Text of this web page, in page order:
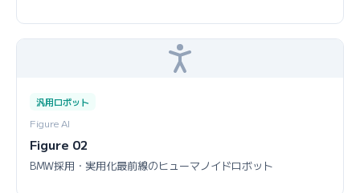
汎用ロボット
Figure AI
Figure 02
BMW採用・実用化最前線のヒューマノイドロボット